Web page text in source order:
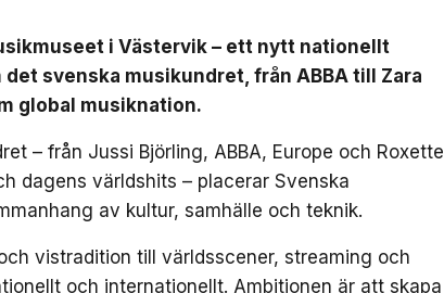
i Västervik – ett nytt nationellt
svenska musikundret, från ABBA till Zara
global musiknation.
– från Jussi Björling, ABBA, Europe och Roxette
dagens världshits – placerar Svenska
av kultur, samhälle och teknik.
vistradition till världsscener, streaming och
och internationellt. Ambitionen är att skapa